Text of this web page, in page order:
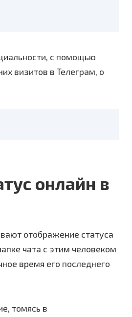
с помощью
визитов в Телеграм, о
онлайн в
отображение статуса
чата с этим человеком
время его последнего
томясь в